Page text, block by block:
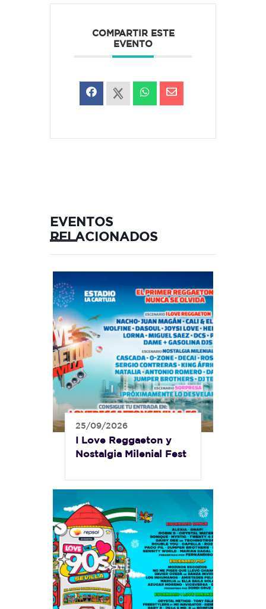
COMPARTIR ESTE
EVENTO
EVENTOS
RELACIONADOS
25/09/2026
I Love Reggaeton y
Nostalgia Milenial Fest